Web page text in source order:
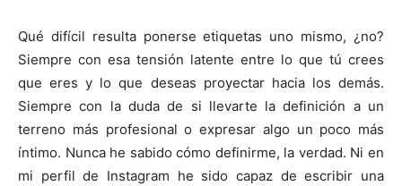
Qué difícil resulta ponerse etiquetas uno mismo, ¿no?
Siempre con esa tensión latente entre lo que tú crees
que eres y lo que deseas proyectar hacia los demás.
Siempre con la duda de si llevarte la definición a un
terreno más profesional o expresar algo un poco más
íntimo. Nunca he sabido cómo definirme, la verdad. Ni en
mi perfil de Instagram he sido capaz de escribir una